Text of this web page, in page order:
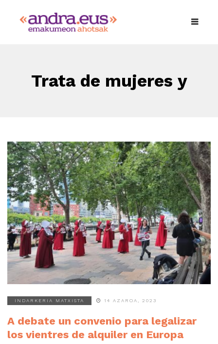
Trata de mujeres y
niñas
INDARKERIA MATXISTA 14 AZAROA, 2023
A debate un convenio para legalizar
los vientres de alquiler en Europa